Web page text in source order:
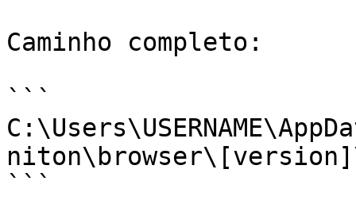
Caminho completo:
```
```